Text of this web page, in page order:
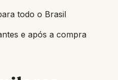
todo o Brasil
e após a compra